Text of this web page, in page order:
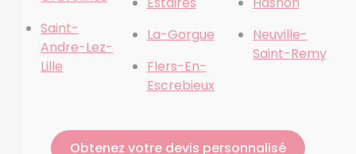
Saint-
Andre-Lez-
Lille
La-Gorgue
Flers-En-
Escrebieux
Neuville-
Saint-Remy
Obtenez votre devis personnalisé